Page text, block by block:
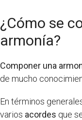
¿Cómo se
armonía?
Componer una
de mucho
En términos
varios acordes que